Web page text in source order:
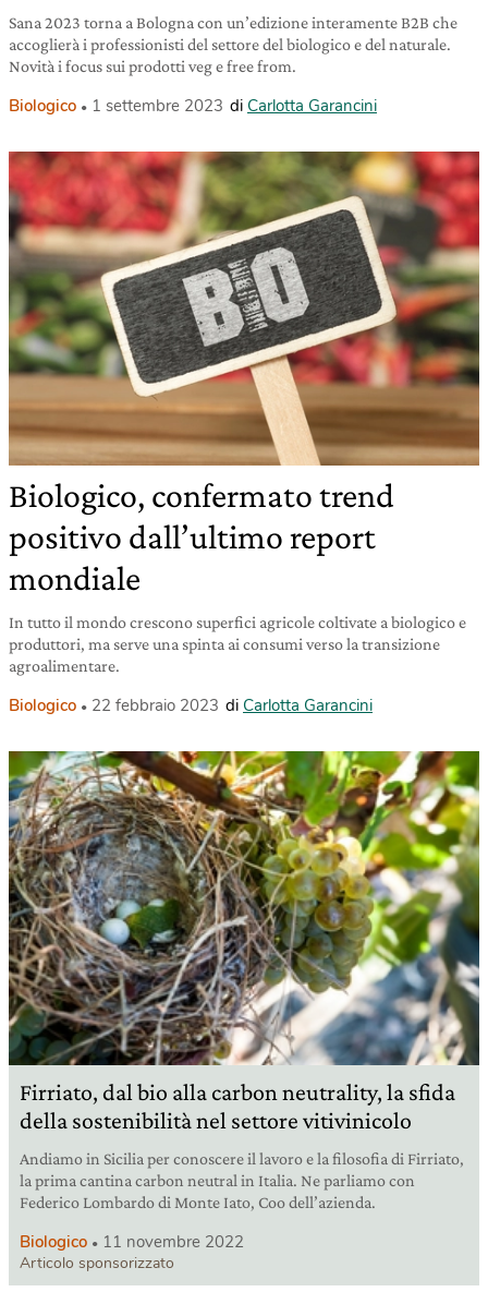
Sana 2023 torna a Bologna con un’edizione interamente B2B che
accoglierà i professionisti del settore del biologico e del naturale.
Novità i focus sui prodotti veg e free from.
Biologico 1 settembre 2023 di Carlotta Garancini
Biologico, confermato trend
positivo dall’ultimo report
mondiale
In tutto il mondo crescono superfici agricole coltivate a biologico e
produttori, ma serve una spinta ai consumi verso la transizione
agroalimentare.
Biologico 22 febbraio 2023 di Carlotta Garancini
Firriato, dal bio alla carbon neutrality, la sfida
della sostenibilità nel settore vitivinicolo
Andiamo in Sicilia per conoscere il lavoro e la filosofia di Firriato,
la prima cantina carbon neutral in Italia. Ne parliamo con
Federico Lombardo di Monte Iato, Coo dell’azienda.
Biologico 11 novembre 2022
Articolo sponsorizzato